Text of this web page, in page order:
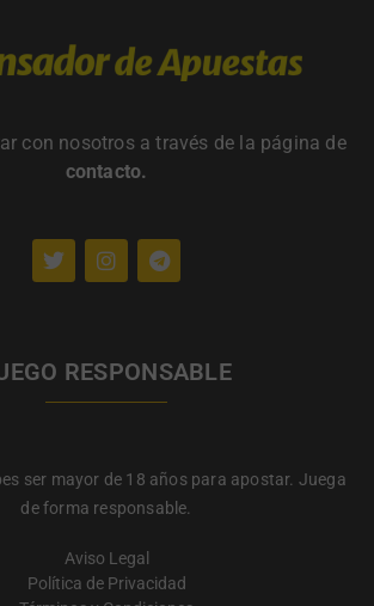
con nosotros a través de la página de
contacto.
RESPONSABLE
ser mayor de 18 años para apostar. Juega
de forma responsable.
Aviso Legal
Política de Privacidad